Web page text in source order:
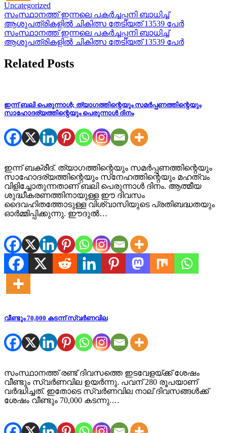
Uncategorized
Post
navigation
സംസ്ഥാനത്ത് ഇന്നലെ പകര്‍ച്ചപ്പനി ബാധിച്ച്
ആശുപത്രികളില്‍ ചികിത്സ തേടിയത് 13539 പേര്‍
സംസ്ഥാനത്ത് ഇന്നലെ പകര്‍ച്ചപ്പനി ബാധിച്ച്
ആശുപത്രികളില്‍ ചികിത്സ തേടിയത് 13539 പേര്‍
Related Posts
ഇന്ന് ബലി പെരുന്നാൾ; ത്യാഗത്തിന്റെയും സമർപ്പണത്തിന്റെയും
സാഹോദര്യത്തിന്റെയും പെരുന്നാൾ ദിനം
ഇന്ന് ബക്രീദ്. ത്യാഗത്തിന്റെയും സമർപ്പണത്തിന്റെയും
സാഹോദര്യത്തിന്റെയും സ്‌നേഹത്തിന്റെയും മഹത്വം
വിളിച്ചോതുന്നതാണ് ബലി പെരുന്നാൾ ദിനം. ആത്മീയ
ശുദ്ധീകരണത്തിനായുള്ള ഈ ദിവസം
ദൈവഹിതത്തോടുള്ള വിശ്വാസിയുടെ പ്രതിബദ്ധതയും
ഓർമ്മിപ്പിക്കുന്നു. ഈദുൽ…
വീണ്ടും 70,000 കടന്ന് സ്വർണവില
സംസ്ഥാനത്ത് രണ്ട് ദിവസത്തെ ഇടവേളയ്ക്ക് ശേഷം
വീണ്ടും സ്വർണവില ഉയർന്നു. പവന് 280 രൂപയാണ്
വർദ്ധിച്ചത്. ഇതോടെ സ്വർണവില നാല് ദിവസങ്ങൾക്ക്
ശേഷം വീണ്ടും 70,000 കടന്നു.…